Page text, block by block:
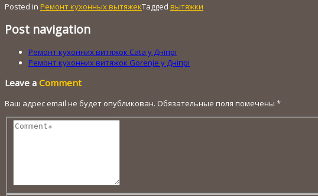
Posted in Ремонт кухонных вытяжекTagged вытяжки
Post navigation
Ремонт кухонних витяжок Cata у Дніпрі
Ремонт кухонних витяжок Gorenje у Дніпрі
Leave a Comment
Ваш адрес email не будет опубликован. Обязательные поля помечены *